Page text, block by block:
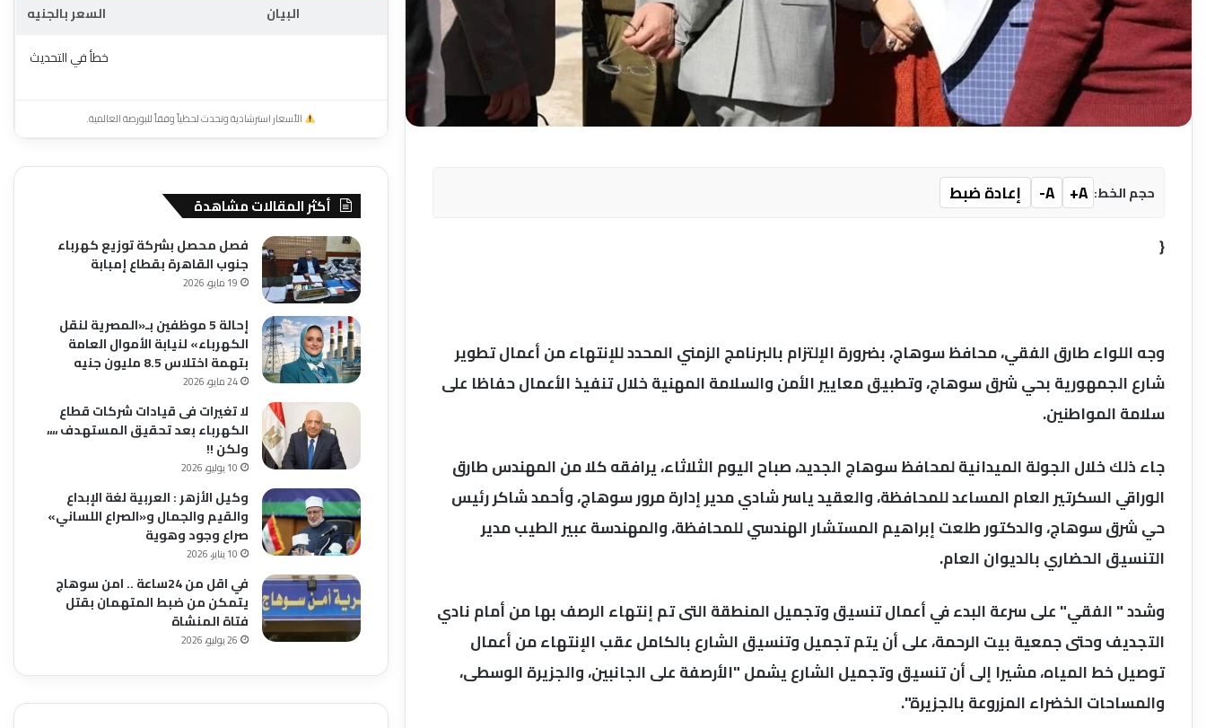
حجم الخط: A+
A-
إعادة ضبط
{
وجه اللواء طارق الفقي، محافظ سوهاج، بضرورة الإلتزام بالبرنامج الزمني المحدد للإنتهاء من أعمال تطوير
شارع الجمهورية بحي شرق سوهاج، وتطبيق معايير الأمن والسلامة المهنية خلال تنفيذ الأعمال حفاظا على
سلامة المواطنين.
جاء ذلك خلال الجولة الميدانية لمحافظ سوهاج الجديد، صباح اليوم الثلاثاء، يرافقه كلا من المهندس طارق
الوراقي السكرتير العام المساعد للمحافظة، والعقيد ياسر شادي مدير إدارة مرور سوهاج، وأحمد شاكر رئيس
حي شرق سوهاج، والدكتور طلعت إبراهيم المستشار الهندسي للمحافظة، والمهندسة عبير الطيب مدير
التنسيق الحضاري بالديوان العام.
وشدد " الفقي" على سرعة البدء في أعمال تنسيق وتجميل المنطقة التى تم إنتهاء الرصف بها من أمام نادي
التجديف وحتى جمعية بيت الرحمة، على أن يتم تجميل وتنسيق الشارع بالكامل عقب الإنتهاء من أعمال
توصيل خط المياه، مشيرا إلى أن تنسيق وتجميل الشارع يشمل "الأرصفة على الجانبين، والجزيرة الوسطى،
والمساحات الخضراء المزروعة بالجزيرة".
البيان
السعر بالجنيه
خطأ في التحديث
الأسعار استرشادية وتحدث لحظياً وفقاً للبورصة العالمية.
أكثر المقالات مشاهدة
فصل محصل بشركة توزيع كهرباء
جنوب القاهرة بقطاع إمبابة
19 مايو، 2026
إحالة 5 موظفين بـ«المصرية لنقل
الكهرباء» لنيابة الأموال العامة
بتهمة اختلاس 8.5 مليون جنيه
24 مايو، 2026
لا تغيرات فى قيادات شركات قطاع
الكهرباء بعد تحقيق المستهدف ،،،،
ولكن !!
10 يوليو، 2026
وكيل الأزهر : العربية لغة الإبداع
والقيم والجمال و«الصراع اللساني»
صراع وجود وهوية
10 يناير، 2026
في اقل من 24ساعة .. امن سوهاج
يتمكن من ضبط المتهمان بقتل
فتاة المنشاة
26 يوليو، 2026